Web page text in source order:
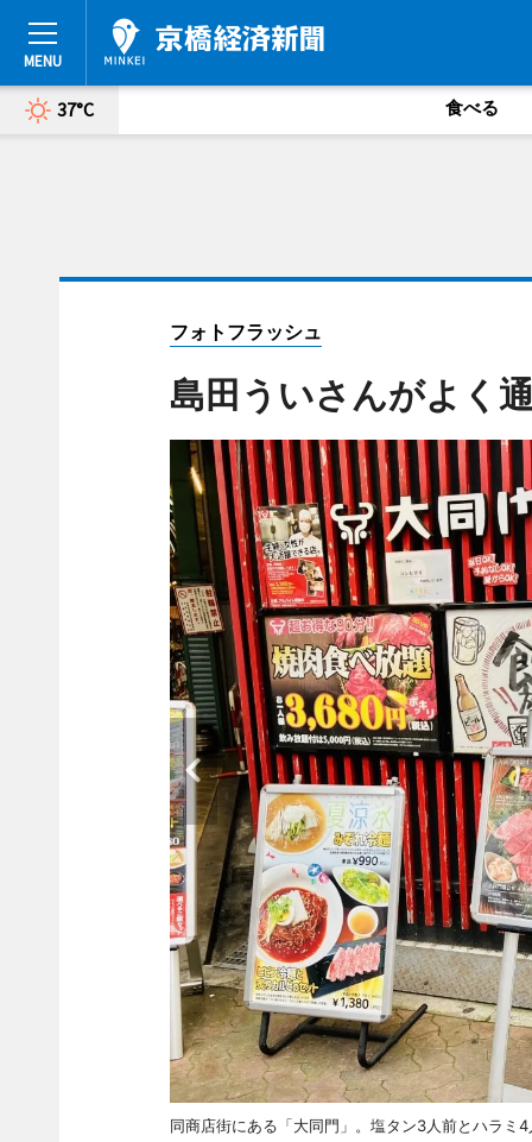
37°C 食べる
フォトフラッシュ
島田ういさんがよく
同商店街にある「大同門」。塩タン3人前とハラミ